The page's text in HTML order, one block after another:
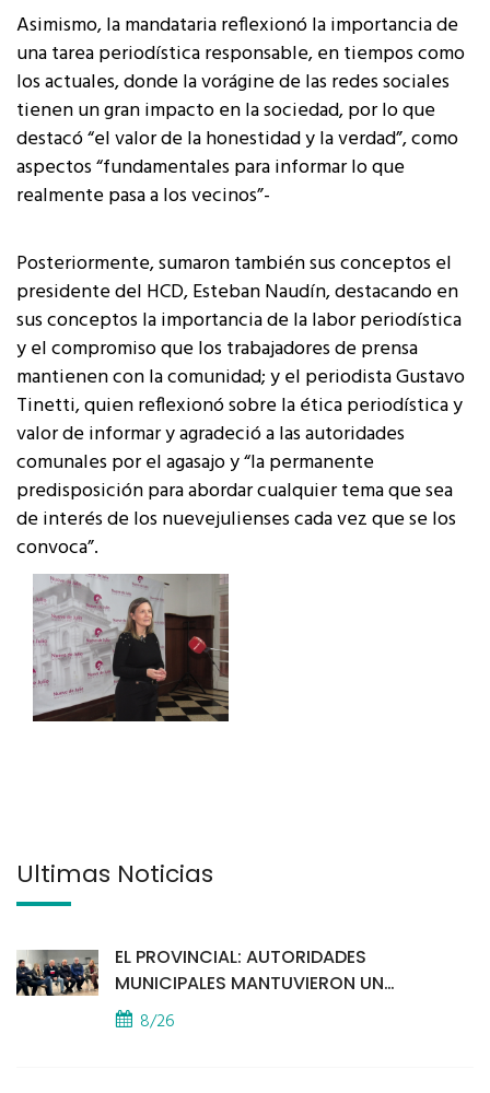
Asimismo, la mandataria reflexionó la importancia de
una tarea periodística responsable, en tiempos como
los actuales, donde la vorágine de las redes sociales
tienen un gran impacto en la sociedad, por lo que
destacó “el valor de la honestidad y la verdad”, como
aspectos “fundamentales para informar lo que
realmente pasa a los vecinos”-
Posteriormente, sumaron también sus conceptos el
presidente del HCD, Esteban Naudín, destacando en
sus conceptos la importancia de la labor periodística
y el compromiso que los trabajadores de prensa
mantienen con la comunidad; y el periodista Gustavo
Tinetti, quien reflexionó sobre la ética periodística y
valor de informar y agradeció a las autoridades
comunales por el agasajo y “la permanente
predisposición para abordar cualquier tema que sea
de interés de los nuevejulienses cada vez que se los
convoca”.
Últimas Noticias
EL PROVINCIAL: AUTORIDADES
MUNICIPALES MANTUVIERON UN
ENCUENTRO CON VECINOS POR LA
SEGURIDAD
8/26